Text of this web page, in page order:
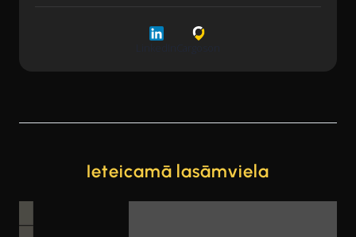
Ieteicamā lasāmviela